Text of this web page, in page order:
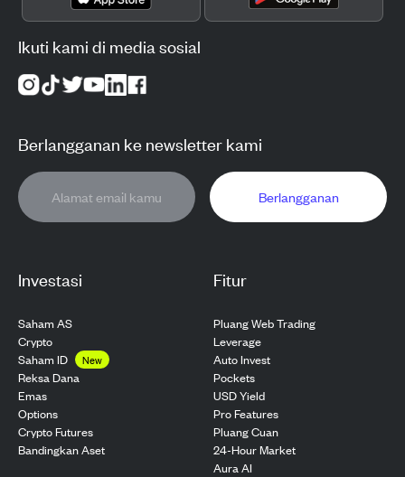
Investasi
Saham AS
Crypto
Saham ID
New
Reksa Dana
Emas
Options
Crypto Futures
Bandingkan Aset
Fitur
Pluang Web Trading
Leverage
Auto Invest
Pockets
USD Yield
Pro Features
Pluang Cuan
24-Hour Market
Aura AI
Ikuti kami di media sosial
Berlangganan ke newsletter kami
Berlangganan